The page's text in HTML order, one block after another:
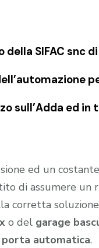
SIFAC snc
sull’Adda ed
ed un
di assumere un
corretta
o del garage
porta automatica.